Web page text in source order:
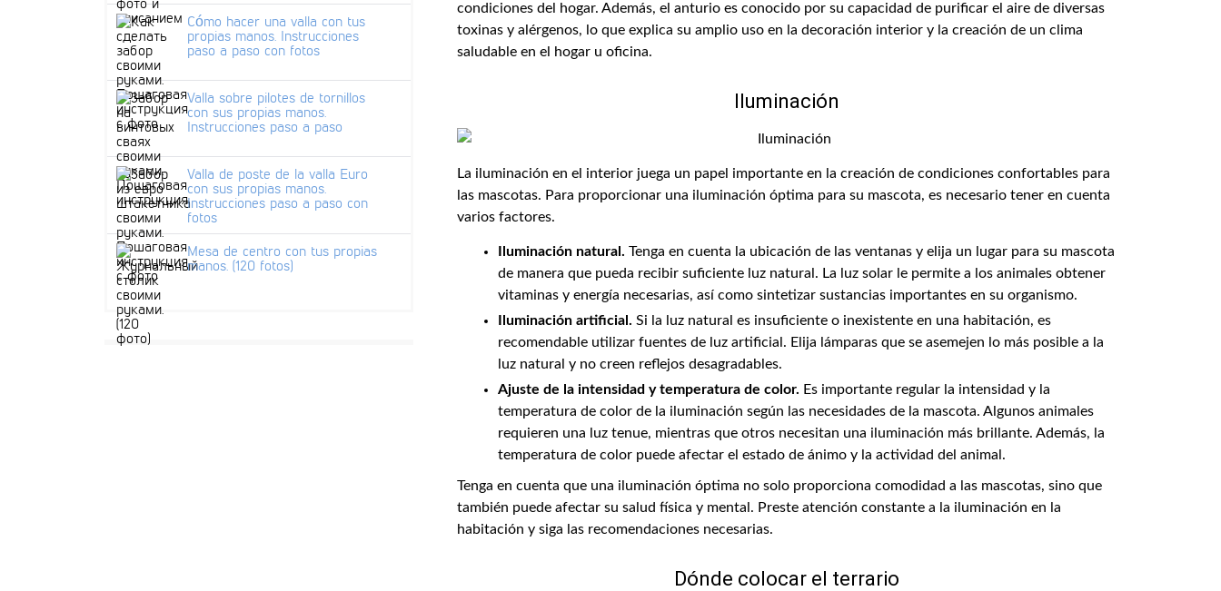
condiciones del hogar. Además, el anturio es conocido por su capacidad de purificar el aire de diversas
toxinas y alérgenos, lo que explica su amplio uso en la decoración interior y la creación de un clima
saludable en el hogar u oficina.
Iluminación
La iluminación en el interior juega un papel importante en la creación de condiciones confortables para
las mascotas. Para proporcionar una iluminación óptima para su mascota, es necesario tener en cuenta
varios factores.
Iluminación natural. Tenga en cuenta la ubicación de las ventanas y elija un lugar para su mascota
de manera que pueda recibir suficiente luz natural. La luz solar le permite a los animales obtener
vitaminas y energía necesarias, así como sintetizar sustancias importantes en su organismo.
Iluminación artificial. Si la luz natural es insuficiente o inexistente en una habitación, es
recomendable utilizar fuentes de luz artificial. Elija lámparas que se asemejen lo más posible a la
luz natural y no creen reflejos desagradables.
Ajuste de la intensidad y temperatura de color. Es importante regular la intensidad y la
temperatura de color de la iluminación según las necesidades de la mascota. Algunos animales
requieren una luz tenue, mientras que otros necesitan una iluminación más brillante. Además, la
temperatura de color puede afectar el estado de ánimo y la actividad del animal.
Tenga en cuenta que una iluminación óptima no solo proporciona comodidad a las mascotas, sino que
también puede afectar su salud física y mental. Preste atención constante a la iluminación en la
habitación y siga las recomendaciones necesarias.
Dónde colocar el terrario
Cómo hacer una valla con tus
propias manos. Instrucciones
paso a paso con fotos
Valla sobre pilotes de tornillos
con sus propias manos.
Instrucciones paso a paso
Valla de poste de la valla Euro
con sus propias manos.
Instrucciones paso a paso con
fotos
Mesa de centro con tus propias
manos. (120 fotos)